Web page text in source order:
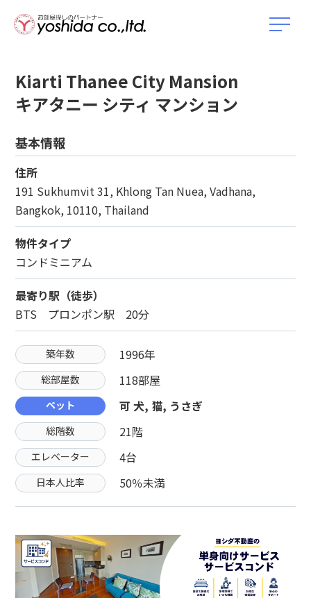
Kiarti Thanee City Mansion
キアタニー シティ マンション
基本情報
住所
191 Sukhumvit 31, Khlong Tan Nuea, Vadhana,
Bangkok, 10110, Thailand
物件タイプ
コンドミニアム
最寄り駅（徒歩）
BTS プロンポン駅 20分
築年数 1996年
総部屋数 118部屋
ペット 可 犬, 猫, うさぎ
総階数 21階
エレベーター 4台
日本人比率 50％未満